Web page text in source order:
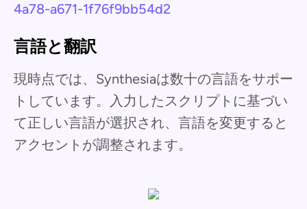
4a78-a671-1f76f9bb54d2
言語と翻訳
現時点では、Synthesiaは数十の言語をサポー
トしています。入力したスクリプトに基づい
て正しい言語が選択され、言語を変更すると
アクセントが調整されます。